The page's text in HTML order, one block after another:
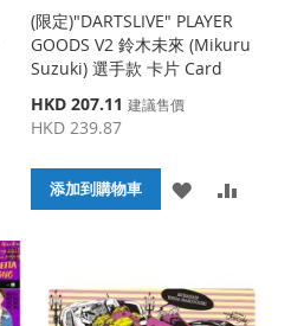
(限定)"DARTSLIVE" PLAYER
GOODS V2 鈴木未來 (Mikuru
Suzuki) 選手款 卡片 Card
特
殊
格
HKD 207.11 建議售價
HKD 239.87
添加到購物車
添
收
比